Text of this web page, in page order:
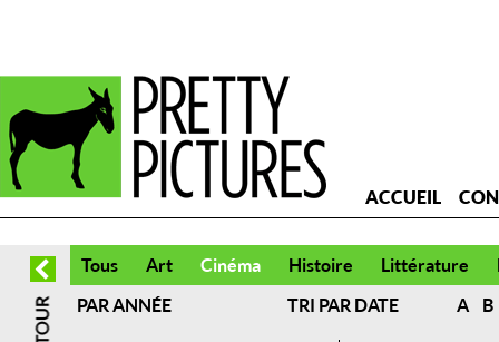
ACCUEIL
Tous Art Cinéma Histoire Littérature
PAR ANNÉE
TRI PAR DATE A B